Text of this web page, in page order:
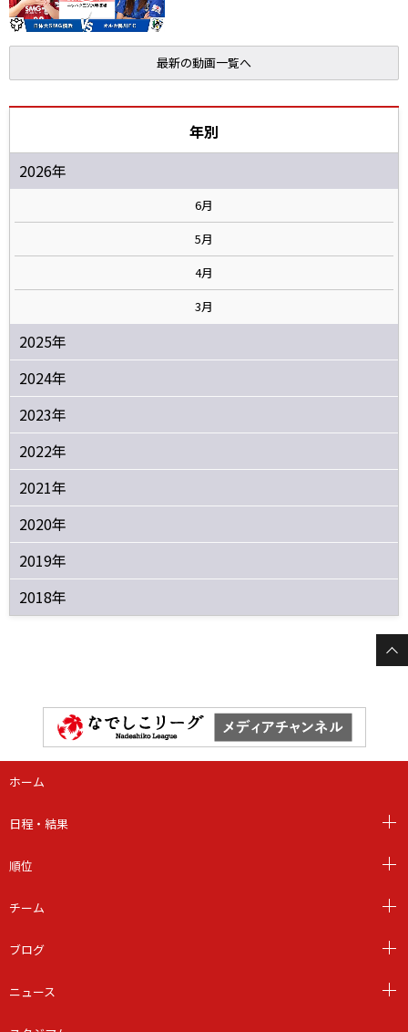
最新の動画一覧へ
年別
2026年
6月
5月
4月
3月
2025年
2024年
2023年
2022年
2021年
2020年
2019年
2018年
ホーム
日程・結果
順位
チーム
ブログ
ニュース